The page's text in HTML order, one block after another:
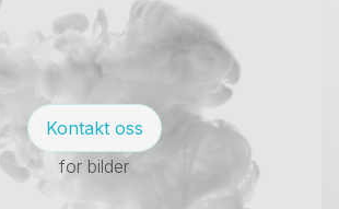
Kontakt oss
for bilder